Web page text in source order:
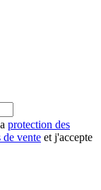
protection des
de vente et j'accepte